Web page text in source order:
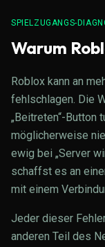
SPIELZUGANGS-
Warum
Roblox kann an
fehlschlagen. Die
„Beitreten“-Button
möglicherweise
ewig bei „Server
schaffst es an
mit einem
Jeder dieser
anderen Teil des